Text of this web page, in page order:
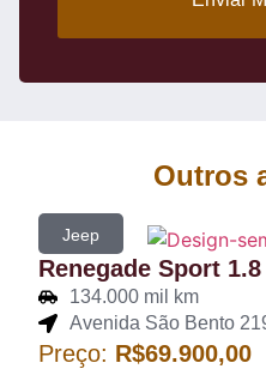
Outros
Jeep
Renegade Sport
134.000 mil km
Avenida São Bento
Preço: R$69.900,00